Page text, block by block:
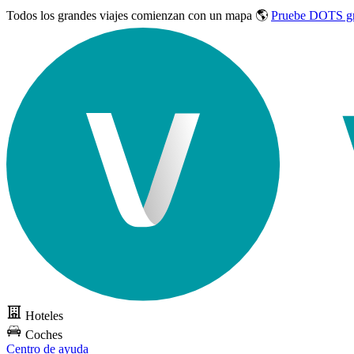
Todos los grandes viajes comienzan con un mapa 🌎 Pruebe DOTS
Hoteles
Coches
Centro de ayuda